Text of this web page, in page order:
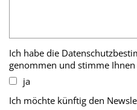
Ich habe die
genommen und stimme Ihnen
ja
Ich möchte künftig den